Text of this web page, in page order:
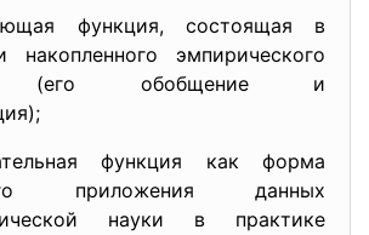
функция, состоящая в
накопленного эмпирического
(его обобщение и
функция как форма
приложения данных
науки в практике